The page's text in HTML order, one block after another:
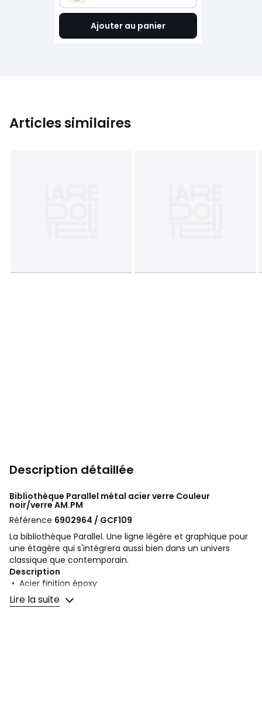
Ajouter au panier
Articles similaires
Description détaillée
Bibliothèque Parallel métal acier verre Couleur
noir/verreAM.PM
Référence 6902964 / GCF109
La bibliothèque Parallel. Une ligne légère et graphique pour
une étagère qui s'intégrera aussi bien dans un univers
classique que contemporain.
Description
• Acier finition époxy
• 6 étagères en verre trempé
• Existe en tout métal acier
Lire la suite